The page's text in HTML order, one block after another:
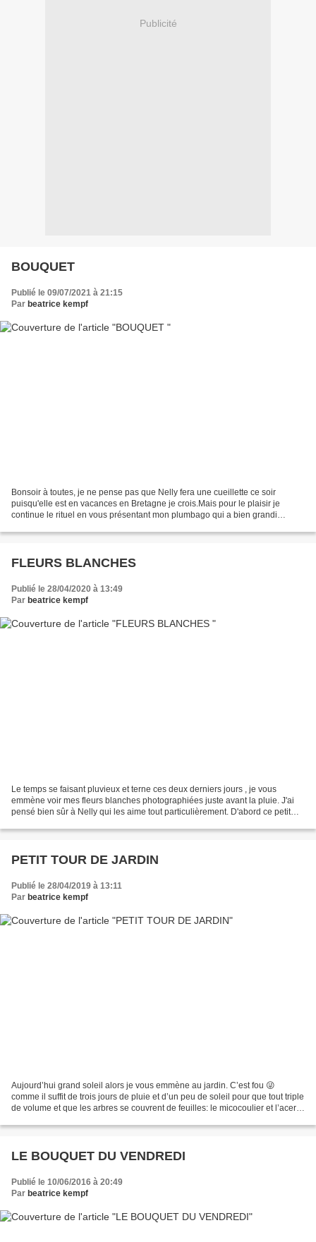
Publicité
BOUQUET
Publié le 09/07/2021 à 21:15
Par beatrice kempf
Bonsoir à toutes, je ne pense pas que Nelly fera une cueillette ce soir
puisqu'elle est en vacances en Bretagne je crois.Mais pour le plaisir je
continue le rituel en vous présentant mon plumbago qui a bien grandi
FLEURS BLANCHES
Publié le 28/04/2020 à 13:49
Par beatrice kempf
Le temps se faisant pluvieux et terne ces deux derniers jours , je vous
emmène voir mes fleurs blanches photographiées juste avant la pluie. J'ai
pensé bien sûr à Nelly qui les aime tout particulièrement. D'abord ce petit
PETIT TOUR DE JARDIN
Publié le 28/04/2019 à 13:11
Par beatrice kempf
Aujourd’hui grand soleil alors je vous emmène au jardin. C’est fou 😜
comme il suffit de trois jours de pluie et d’un peu de soleil pour que tout triple
de volume et que les arbres se couvrent de feuilles: le micocoulier et l’acer
LE BOUQUET DU VENDREDI
Publié le 10/06/2016 à 20:49
Par beatrice kempf